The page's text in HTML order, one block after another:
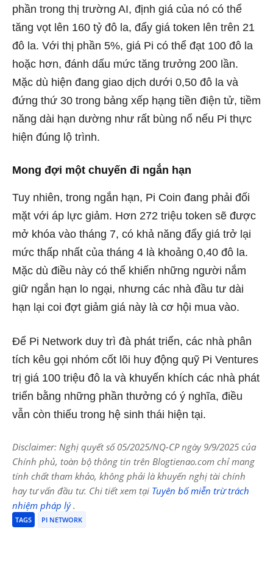
phần trong thị trường AI, định giá của nó có thể
tăng vọt lên 160 tỷ đô la, đẩy giá token lên trên 21
đô la. Với thị phần 5%, giá Pi có thể đạt 100 đô la
hoặc hơn, đánh dấu mức tăng trưởng 200 lần.
Mặc dù hiện đang giao dịch dưới 0,50 đô la và
đứng thứ 30 trong bảng xếp hạng tiền điện tử, tiềm
năng dài hạn dường như rất bùng nổ nếu Pi thực
hiện đúng lộ trình.
Mong đợi một chuyến đi ngắn hạn
Tuy nhiên, trong ngắn hạn, Pi Coin đang phải đối
mặt với áp lực giảm. Hơn 272 triệu token sẽ được
mở khóa vào tháng 7, có khả năng đẩy giá trở lại
mức thấp nhất của tháng 4 là khoảng 0,40 đô la.
Mặc dù điều này có thể khiến những người nắm
giữ ngắn hạn lo ngại, nhưng các nhà đầu tư dài
hạn lại coi đợt giảm giá này là cơ hội mua vào.
Để Pi Network duy trì đà phát triển, các nhà phân
tích kêu gọi nhóm cốt lõi huy động quỹ Pi Ventures
trị giá 100 triệu đô la và khuyến khích các nhà phát
triển bằng những phần thưởng có ý nghĩa, điều
vẫn còn thiếu trong hệ sinh thái hiện tại.
Disclaimer: Nghị quyết số 05/2025/NQ-CP ngày 9/9/2025 của
Chính phủ, toàn bộ thông tin trên Blogtienao.com chỉ mang
tính chất tham khảo, không phải là khuyến nghị tài chính
hay tư vấn đầu tư. Chi tiết xem tại Tuyên bố miễn trừ trách
nhiệm pháp lý.
TAGS PI NETWORK